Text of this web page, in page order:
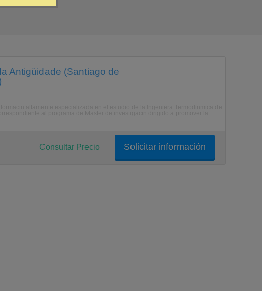
Antigüidade (Santiago de
Solicitar información
Consultar Precio